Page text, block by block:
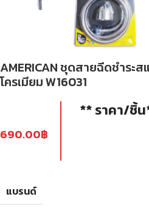
AMERICAN ชุดสายฉีดชำระ
โครเมียม W16031
690.00฿
** ราคา/ชิ้
แบรนด์